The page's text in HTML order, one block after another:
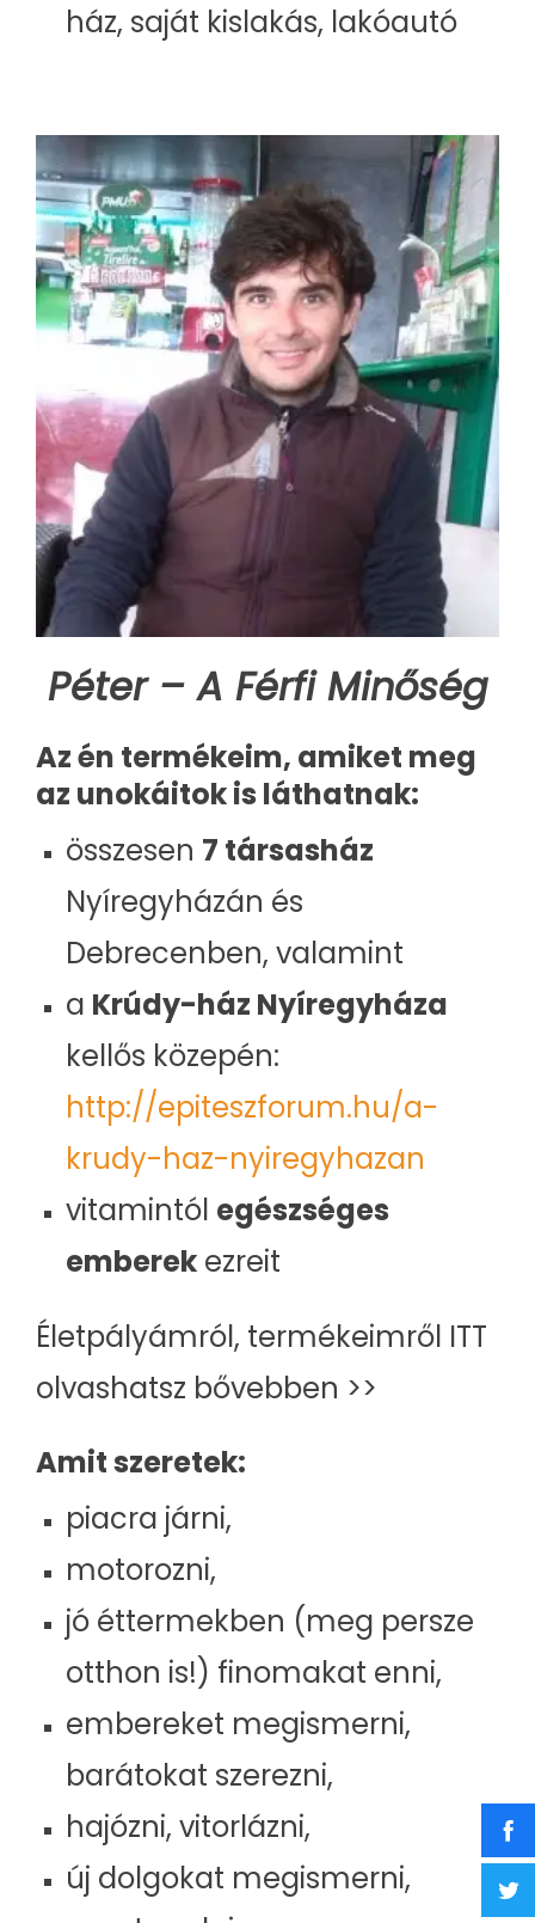
ház, saját kislakás, lakóautó
Péter – A Férfi Minőség
Az én termékeim, amiket meg
az unokáitok is láthatnak:
összesen 7 társasház
Nyíregyházán és
Debrecenben, valamint
a Krúdy-ház Nyíregyháza
kellős közepén:
http://epiteszforum.hu/a-
krudy-haz-nyiregyhazan
vitamintól egészséges
emberek ezreit
Életpályámról, termékeimről ITT
olvashatsz bővebben >>
Amit szeretek:
piacra járni,
motorozni,
jó éttermekben (meg persze
otthon is!) finomakat enni,
embereket megismerni,
barátokat szerezni,
hajózni, vitorlázni,
új dolgokat megismerni,